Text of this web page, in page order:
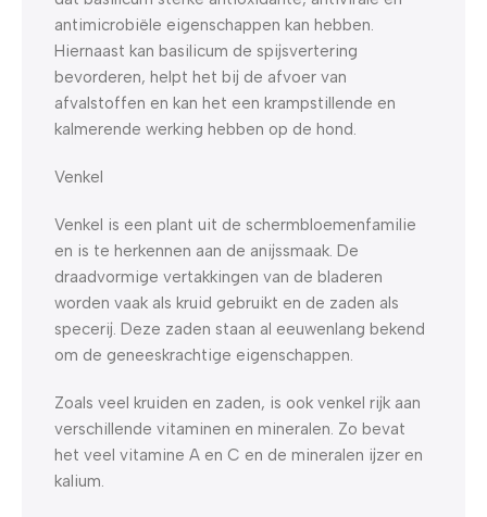
antimicrobiële eigenschappen kan hebben.
Hiernaast kan basilicum de spijsvertering
bevorderen, helpt het bij de afvoer van
afvalstoffen en kan het een krampstillende en
kalmerende werking hebben op de hond.
Venkel
Venkel is een plant uit de schermbloemenfamilie
en is te herkennen aan de anijssmaak. De
draadvormige vertakkingen van de bladeren
worden vaak als kruid gebruikt en de zaden als
specerij. Deze zaden staan al eeuwenlang bekend
om de geneeskrachtige eigenschappen.
Zoals veel kruiden en zaden, is ook venkel rijk aan
verschillende vitaminen en mineralen. Zo bevat
het veel vitamine A en C en de mineralen ijzer en
kalium.